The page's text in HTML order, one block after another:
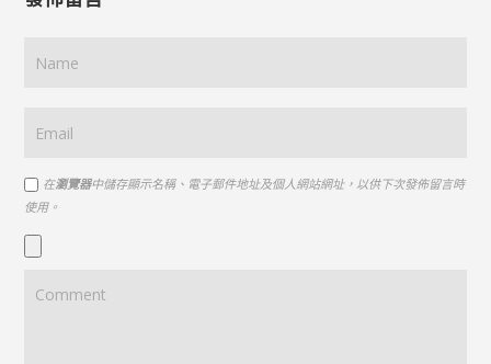
在瀏覽器中儲存顯示名稱、電子郵件地址及個人網站網址，以供下次發佈留言時
使用。